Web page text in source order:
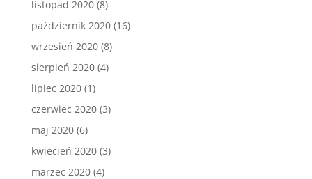
listopad 2020(8)
październik 2020(16)
wrzesień 2020(8)
sierpień 2020(4)
lipiec 2020(1)
czerwiec 2020(3)
maj 2020(6)
kwiecień 2020(3)
marzec 2020(4)